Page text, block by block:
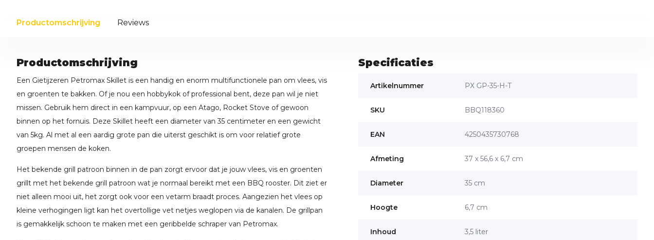
Productomschrijving Reviews
Productomschrijving
Een Gietijzeren Petromax Skillet is een handig en enorm multifunctionele pan om vlees, vis
en groenten te bakken. Of je nou een hobbykok of professional bent, deze pan wil je niet
missen. Gebruik hem direct in een kampvuur, op een Atago, Rocket Stove of gewoon
binnen op het fornuis. Deze Skillet heeft een diameter van 35 centimeter en een gewicht
van 5kg. Al met al een aardig grote pan die uiterst geschikt is om voor relatief grote
groepen mensen de koken.
Het bekende grill patroon binnen in de pan zorgt ervoor dat je jouw vlees, vis en groenten
grillt met het bekende grill patroon wat je normaal bereikt met een BBQ rooster. Dit ziet er
niet alleen mooi uit, het zorgt ook voor een vetarm braadt proces. Aangezien het vlees op
kleine verhogingen ligt kan het overtollige vet netjes weglopen via de kanalen. De grillpan
is gemakkelijk schoon te maken met een geribbelde schraper van Petromax.
Specificaties
Artikelnummer PX GP-35-H-T
SKU BBQ118360
EAN 4250435730768
Afmeting 37 x 56,6 x 6,7 cm
Diameter 35 cm
Hoogte 6,7 cm
Inhoud 3,5 liter